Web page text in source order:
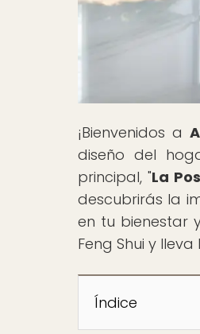
¡Bienvenidos a
diseño del
principal, "La
descubrirás la
en tu bienestar
Feng Shui y
Índice